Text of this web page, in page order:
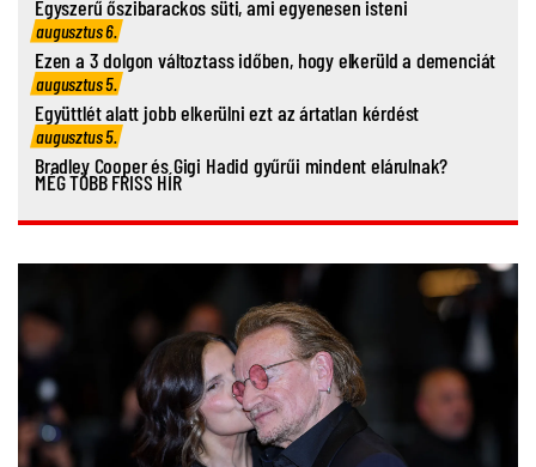
Egyszerű őszibarackos süti, ami egyenesen isteni
augusztus 6.
Ezen a 3 dolgon változtass időben, hogy elkerüld a demenciát
augusztus 5.
Együttlét alatt jobb elkerülni ezt az ártatlan kérdést
augusztus 5.
Bradley Cooper és Gigi Hadid gyűrűi mindent elárulnak?
MÉG TÖBB FRISS HÍR